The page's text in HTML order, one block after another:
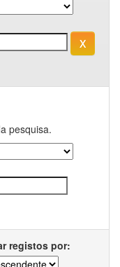
pesquisa.
registos por: